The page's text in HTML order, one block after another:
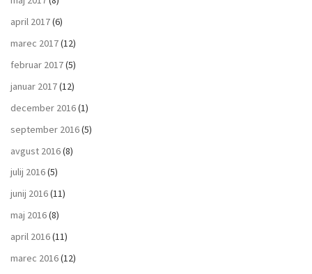
april 2017(6)
marec 2017(12)
februar 2017(5)
januar 2017(12)
december 2016(1)
september 2016(5)
avgust 2016(8)
julij 2016(5)
junij 2016(11)
maj 2016(8)
april 2016(11)
marec 2016(12)